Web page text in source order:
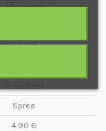
Magazine
Avril / Mai
Sprea
4.90 €